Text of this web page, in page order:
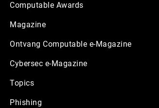
Computable Awards
Magazine
Ontvang Computable e-Magazine
Cybersec e-Magazine
Topics
Phishing